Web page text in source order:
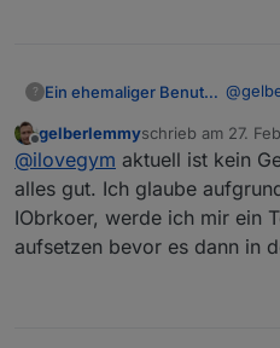
? Ein ehemaliger Benutzer @
und
falls
Ja,
ist
Offline
gelberlemmyschrieb am 27.
zuletzt editiert von
@ilovegym aktuell ist kein
alles gut. Ich glaube
IObrkoer, werde ich mir ein
aufsetzen bevor es dann in